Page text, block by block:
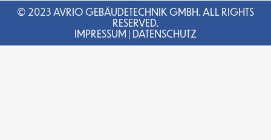
© 2023 AVRIO GEBÄUDETECHNIK GMBH. ALL RIGHTS
RESERVED.
IMPRESSUM | DATENSCHUTZ